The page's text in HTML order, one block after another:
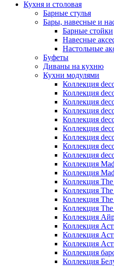
Кухня и столовая
Барные стулья
Бары, навесные и
Барные стойки
Навесные
Настольные
Буфеты
Диваны на кухню
Кухни модулями
Коллекция
Коллекция
Коллекция
Коллекция
Коллекция
Коллекция
Коллекция
Коллекция
Коллекция
Коллекция
Коллекция
Коллекция
Коллекция
Коллекция
Коллекция
Коллекция
Коллекция
Коллекция
Коллекция
Коллекция
Коллекция